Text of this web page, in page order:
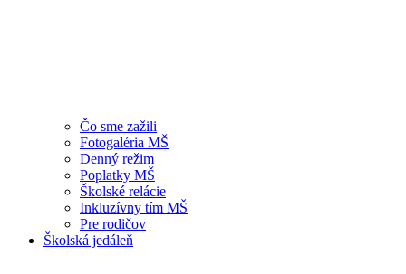
Čo sme zažili
Fotogaléria MŠ
Denný režim
Poplatky MŠ
Školské relácie
Inkluzívny tím MŠ
Pre rodičov
Školská jedáleň